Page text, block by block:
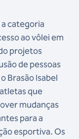
categoria
ao vôlei em
projetos
de pessoas
Brasão Isabel
que
mudanças
para a
esportiva. Os